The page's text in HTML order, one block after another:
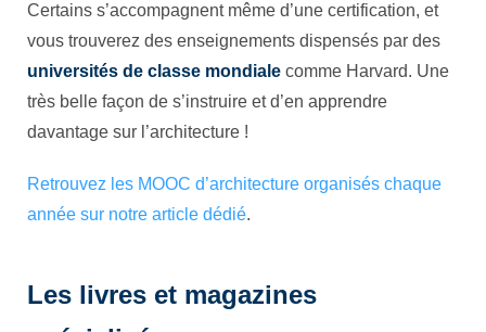
Certains s’accompagnent même d’une certification, et
vous trouverez des enseignements dispensés par des
universités de classe mondiale comme Harvard. Une
très belle façon de s’instruire et d’en apprendre
davantage sur l’architecture !
Retrouvez les MOOC d’architecture organisés chaque
année sur notre article dédié.
Les livres et magazines